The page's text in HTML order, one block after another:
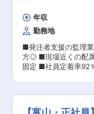
距離が近く意思決定
士の協力体制があり
全国に約350社の顧
なキャリア形成が可
125日でワークライ
地域に根ざして働け
当あり ■キャリアパ
へステップアップ。
もあり、安定企業で
専門知と豊富な経験
滑な履行に貢献します。 ■配属先の編成
場では豊富な知識と
躍しています。社員
げる働きやすい環境
ルを発揮してください。 ■働き方 ・残業
∟繁忙期の年度末に
んになり残業も発生
り書類作業にも集中
工管理をする魅力
年収
勤務地
■発注者支援の監理
方◎ ■現場近くの配
固定 ■社員定着率92％ ■業務概要： 社会イン
点検調査などの各種
■業務詳細： ・発注